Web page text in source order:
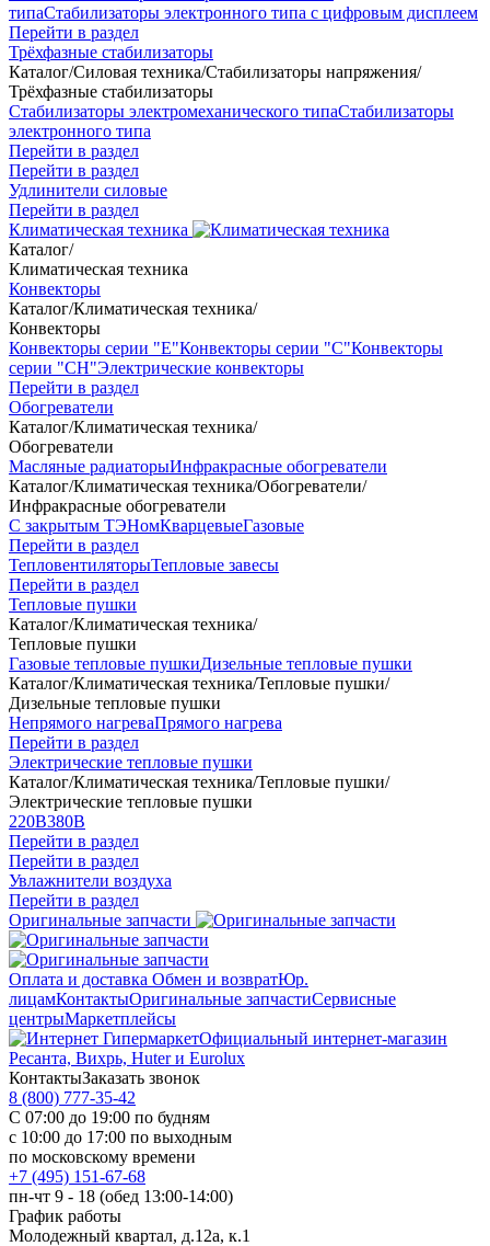
типаСтабилизаторы электронного типа с цифровым дисплеем
Перейти в раздел
Трёхфазные стабилизаторы
Каталог/Силовая техника/Стабилизаторы напряжения/
Трёхфазные стабилизаторы
Стабилизаторы электромеханического типаСтабилизаторы
электронного типа
Перейти в раздел
Перейти в раздел
Удлинители силовые
Перейти в раздел
Климатическая техника
Каталог/
Климатическая техника
Конвекторы
Каталог/Климатическая техника/
Конвекторы
Конвекторы серии "Е"Конвекторы серии "С"Конвекторы
серии "СН"Электрические конвекторы
Перейти в раздел
Обогреватели
Каталог/Климатическая техника/
Обогреватели
Масляные радиаторыИнфракрасные обогреватели
Каталог/Климатическая техника/Обогреватели/
Инфракрасные обогреватели
С закрытым ТЭНомКварцевыеГазовые
Перейти в раздел
ТепловентиляторыТепловые завесы
Перейти в раздел
Тепловые пушки
Каталог/Климатическая техника/
Тепловые пушки
Газовые тепловые пушкиДизельные тепловые пушки
Каталог/Климатическая техника/Тепловые пушки/
Дизельные тепловые пушки
Непрямого нагреваПрямого нагрева
Перейти в раздел
Электрические тепловые пушки
Каталог/Климатическая техника/Тепловые пушки/
Электрические тепловые пушки
220В380В
Перейти в раздел
Перейти в раздел
Увлажнители воздуха
Перейти в раздел
Оригинальные запчасти
Оплата и доставка Обмен и возвратЮр.
лицамКонтактыОригинальные запчастиСервисные
центрыМаркетплейсы
Официальный интернет-магазин
Ресанта, Вихрь, Huter и Eurolux
КонтактыЗаказать звонок
8 (800) 777-35-42
С 07:00 до 19:00 по будням
с 10:00 до 17:00 по выходным
по московскому времени
+7 (495) 151-67-68
пн-чт 9 - 18 (обед 13:00-14:00)
График работы
Молодежный квартал, д.12а, к.1